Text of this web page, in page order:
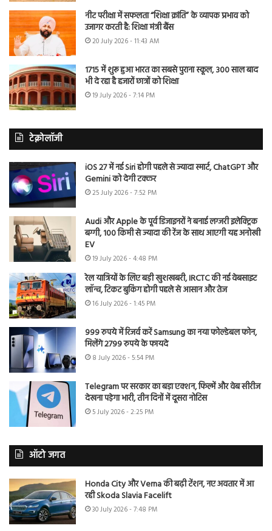
नीट परीक्षा में सफलता “शिक्षा क्रांति” के व्यापक प्रभाव को
उजागर करती है: शिक्षा मंत्री बैंस
20 July 2026 - 11:43 AM
1715 में शुरू हुआ भारत का सबसे पुराना स्कूल, 300 साल बाद
भी दे रहा है हजारों छात्रों को शिक्षा
19 July 2026 - 7:14 PM
टेक्नोलॉजी
iOS 27 में नई Siri होगी पहले से ज्यादा स्मार्ट, ChatGPT और
Gemini को देगी टक्कर
25 July 2026 - 7:52 PM
Audi और Apple के पूर्व डिजाइनरों ने बनाई लग्जरी इलेक्ट्रिक
बग्गी, 100 किमी से ज्यादा की रेंज के साथ आएगी यह अनोखी
EV
19 July 2026 - 4:48 PM
रेल यात्रियों के लिए बड़ी खुशखबरी, IRCTC की नई वेबसाइट
लॉन्च, टिकट बुकिंग होगी पहले से आसान और तेज
16 July 2026 - 1:45 PM
999 रुपये में रिजर्व करें Samsung का नया फोल्डेबल फोन,
मिलेंगे 2799 रुपये के फायदे
8 July 2026 - 5:54 PM
Telegram पर सरकार का बड़ा एक्शन, फिल्में और वेब सीरीज
देखना पड़ेगा भारी, तीन दिनों में दूसरा नोटिस
5 July 2026 - 2:25 PM
ऑटो जगत
Honda City और Verna की बढ़ी टेंशन, नए अवतार में आ
रही Skoda Slavia Facelift
30 July 2026 - 7:48 PM